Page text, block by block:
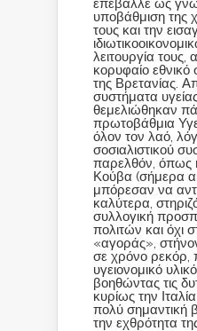
επέβαλλε ως
υποβάθμιση της
τους και την
λειτουργία τους,
κορυφαίο εθνικό
της Βρετανίας.
συστήματα
θεμελιώθηκαν
πρωτοβάθμια
όλον τον λαό,
σοσιαλιστικού
παρελθόν, όπως
Κούβα (σήμερα
μπόρεσαν να
καλύτερα,
συλλογική
πολιτών και όχι
«αγοράς»,
σε χρόνο ρεκόρ,
υγειονομικό
βοηθώντας τις
κυρίως την
πολύ σημαντική
την εχθρότητα